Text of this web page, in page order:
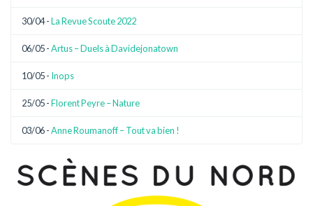
30/04 -La Revue Scoute 2022
06/05 -Artus – Duels à Davidejonatown
10/05 - Inops
25/05 -Florent Peyre – Nature
03/06 -Anne Roumanoff – Tout va bien !